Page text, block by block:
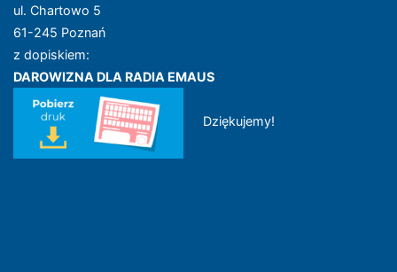
ul. Chartowo 5
61-245 Poznań
z dopiskiem:
DAROWIZNA DLA RADIA EMAUS
Dziękujemy!